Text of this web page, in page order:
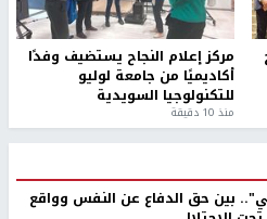
مركز إعلام النجاح يستضيف وفدًا
أكاديميًا من جامعة لوليو
للتكنولوجيا السويدية
منذ 10 دقيقة
بين حق الدفاع عن النفس وواقع